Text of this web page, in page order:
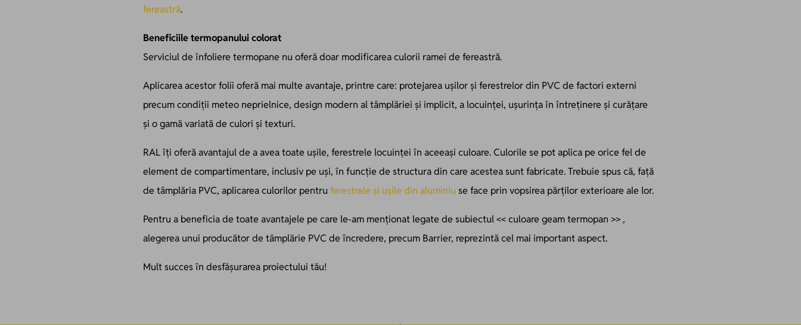
fereastră.
Beneficiile termopanului colorat
Serviciul de înfoliere termopane nu oferă doar modificarea culorii ramei de fereastră.
Aplicarea acestor folii oferă mai multe avantaje, printre care: protejarea ușilor și ferestrelor din PVC de factori externi
precum condiții meteo neprielnice, design modern al tâmplăriei și implicit, a locuinței, ușurința în întreținere și curățare
și o gamă variată de culori și texturi.
RAL îți oferă avantajul de a avea toate ușile, ferestrele locuinței în aceeași culoare. Culorile se pot aplica pe orice fel de
element de compartimentare, inclusiv pe uși, în funcție de structura din care acestea sunt fabricate. Trebuie spus că, față
de tâmplăria PVC, aplicarea culorilor pentruferestrele și ușile din aluminiuse face prin vopsirea părților exterioare ale lor.
Pentru a beneficia de toate avantajele pe care le-am menționat legate de subiectul << culoare geam termopan >> ,
alegerea unui producător de tâmplărie PVC de încredere, precum Barrier, reprezintă cel mai important aspect.
Mult succes în desfășurarea proiectului tău!